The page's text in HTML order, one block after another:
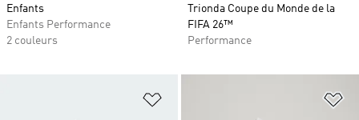
Enfants
Enfants Performance
2 couleurs
Trionda Coupe du Monde de la
FIFA 26™
Performance
Ajouter à la Liste de produits